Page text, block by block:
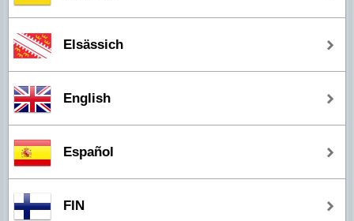
Elsässich
English
Español
FIN